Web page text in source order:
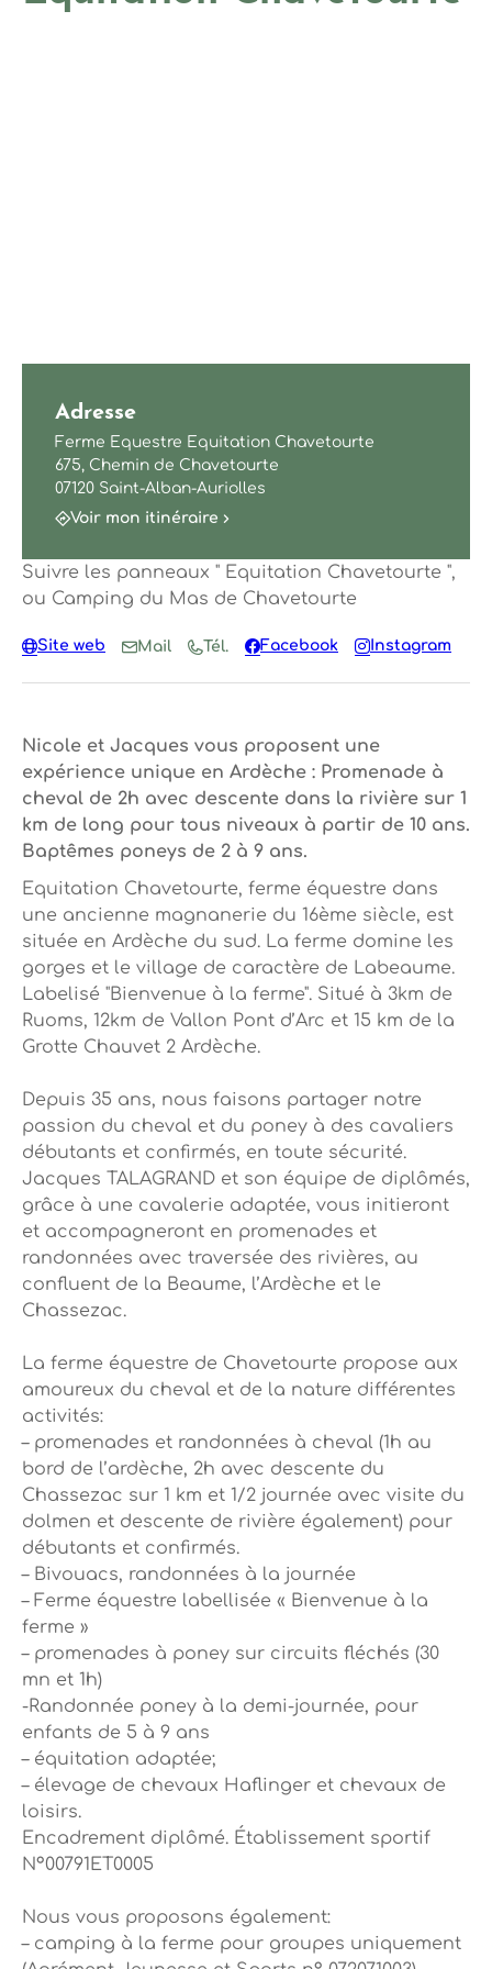
Nicole et Jacques vous proposent une
expérience unique en Ardèche : Promenade à
cheval de 2h avec descente dans la rivière sur 1
km de long pour tous niveaux à partir de 10 ans.
Baptêmes poneys de 2 à 9 ans.
Equitation Chavetourte, ferme équestre dans
une ancienne magnanerie du 16ème siècle, est
située en Ardèche du sud. La ferme domine les
gorges et le village de caractère de Labeaume.
Labelisé "Bienvenue à la ferme". Situé à 3km de
Ruoms, 12km de Vallon Pont d’Arc et 15 km de la
Grotte Chauvet 2 Ardèche.
Depuis 35 ans, nous faisons partager notre
passion du cheval et du poney à des cavaliers
débutants et confirmés, en toute sécurité.
Jacques TALAGRAND et son équipe de diplômés,
grâce à une cavalerie adaptée, vous initieront
et accompagneront en promenades et
randonnées avec traversée des rivières, au
confluent de la Beaume, l’Ardèche et le
Chassezac.
La ferme équestre de Chavetourte propose aux
amoureux du cheval et de la nature différentes
activités:
– promenades et randonnées à cheval (1h au
bord de l’ardèche, 2h avec descente du
Chassezac sur 1 km et 1/2 journée avec visite du
dolmen et descente de rivière également) pour
débutants et confirmés.
– Bivouacs, randonnées à la journée
– Ferme équestre labellisée « Bienvenue à la
ferme »
– promenades à poney sur circuits fléchés (30
mn et 1h)
-Randonnée poney à la demi-journée, pour
enfants de 5 à 9 ans
– équitation adaptée;
– élevage de chevaux Haflinger et chevaux de
loisirs.
Encadrement diplômé. Établissement sportif
N°00791ET0005
Nous vous proposons également:
– camping à la ferme pour groupes uniquement
Adresse
Ferme Equestre Equitation Chavetourte
675, Chemin de Chavetourte
07120 Saint-Alban-Auriolles
Voir mon itinéraire
Suivre les panneaux " Equitation Chavetourte ",
ou Camping du Mas de Chavetourte
Site web Mail Tél. Facebook Instagram